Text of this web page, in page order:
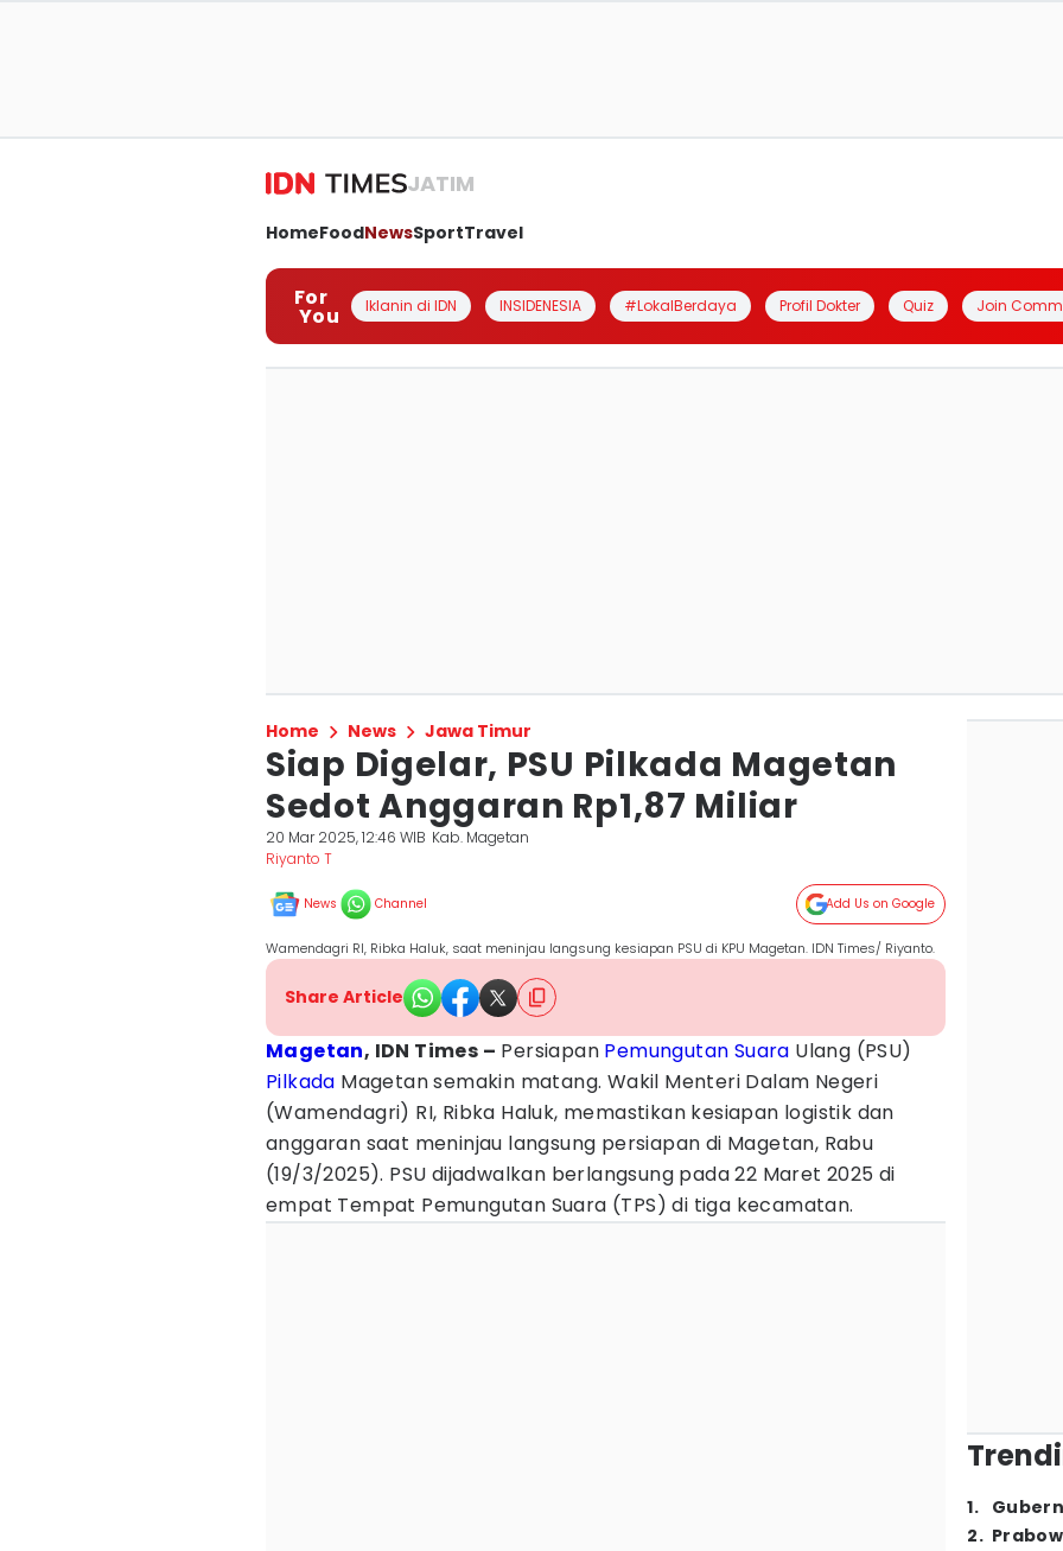
JATIM
HomeFoodNewsSportTravel
For
You Iklanin di IDN INSIDENESIA #LokalBerdaya Profil Dokter Quiz Join
Home News Jawa Timur
Siap Digelar, PSU Pilkada Magetan
Sedot Anggaran Rp1,87 Miliar
20 Mar 2025, 12:46 WIB Kab. Magetan
Riyanto T
News Channel Add Us on Google
Wamendagri RI, Ribka Haluk, saat meninjau langsung kesiapan PSU di KPU Magetan. IDN Times/ Riyanto.
Share Article
Magetan, IDN Times – Persiapan Pemungutan Suara Ulang (PSU)
Pilkada Magetan semakin matang. Wakil Menteri Dalam Negeri
(Wamendagri) RI, Ribka Haluk, memastikan kesiapan logistik dan
anggaran saat meninjau langsung persiapan di Magetan, Rabu
(19/3/2025). PSU dijadwalkan berlangsung pada 22 Maret 2025 di
empat Tempat Pemungutan Suara (TPS) di tiga kecamatan.
1.
2.